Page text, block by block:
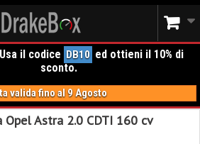
il codice DB10 ed ottieni il 10% di
sconto.
valida fino al 9 Agosto
Astra 2.0 CDTI 160 cv